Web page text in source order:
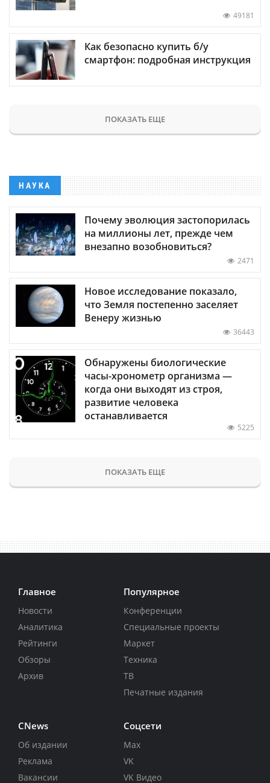
49181
Как безопасно купить б/у
смартфон: подробная инструкция
ПОКАЗАТЬ ЕЩЕ
НАУКА
Почему эволюция застопорилась
на миллионы лет, прежде чем
внезапно возобновиться?
2471
Новое исследование показало,
что Земля постепенно заселяет
Венеру жизнью
36443
Обнаружены биологические
часы-хронометр организма —
когда они выходят из строя,
развитие человека
останавливается
5225
ПОКАЗАТЬ ЕЩЕ
Главное
Новости
Аналитика
Рейтинги
Обзоры
Архив
Популярное
Конференции
Специальные проекты
Маркет
Техника
ТВ
Печатные издания
CNews
Об издании
Реклама
Вакансии
Соцсети
Max
VK
VK Видео